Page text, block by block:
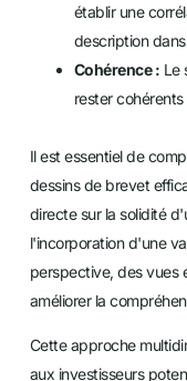
établir une
description
Cohérence : Le
rester
Il est essentiel de
dessins de brevet
directe sur la solidité
l'incorporation d'une
perspective, des vues
améliorer la
Cette approche
aux investisseurs